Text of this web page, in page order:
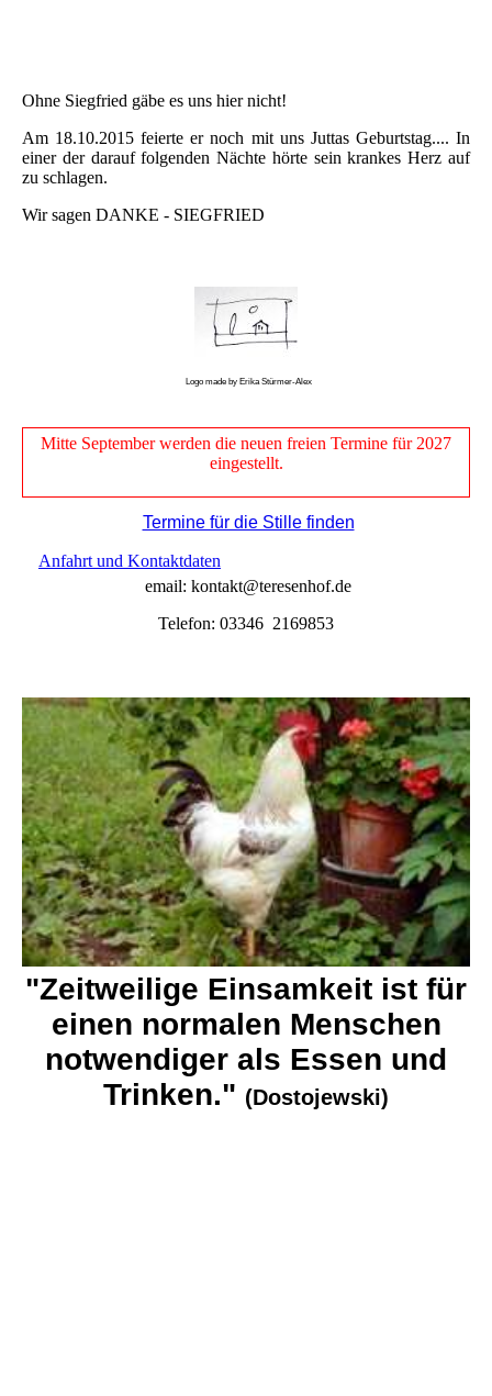
Ohne Siegfried gäbe es uns hier nicht!
Am 18.10.2015 feierte er noch mit uns Juttas Geburtstag.... In
einer der darauf folgenden Nächte hörte sein krankes Herz auf
zu schlagen.
Wir sagen DANKE - SIEGFRIED
Logo made by Erika Stürmer-Alex
Mitte September werden die neuen freien Termine für 2027
eingestellt.
Termine für die Stille finden
Anfahrt und Kontaktdaten
email: kontakt@teresenhof.de
Telefon: 03346 2169853
"Zeitweilige Einsamkeit ist für
einen normalen Menschen
notwendiger als Essen und
Trinken." (Dostojewski)